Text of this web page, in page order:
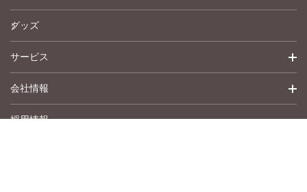
女性コミック
ペットコミック
青年コミック
英語版コミック
グッズ
サービス
詳細検索
履歴
会社情報
トップメッセージ
採用情報